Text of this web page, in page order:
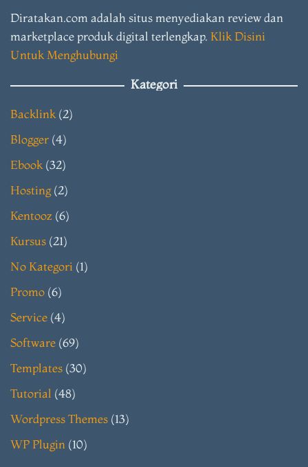
Diratakan.com adalah situs menyediakan review dan
marketplace produk digital terlengkap. Klik Disini
Untuk Menghubungi
Kategori
Backlink(2)
Blogger (4)
Ebook(32)
Hosting(2)
Kentooz (6)
Kursus (21)
No Kategori (1)
Promo (6)
Service (4)
Software (69)
Templates (30)
Tutorial (48)
Wordpress Themes (13)
WP Plugin (10)